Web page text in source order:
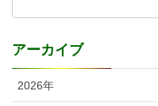
アーカイブ
2026年